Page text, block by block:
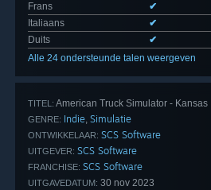
Frans
✔
Italiaans
✔
Duits
✔
Alle 24 ondersteunde talen weergeven
TITEL: American Truck Simulator - Kansas
GENRE: Indie, Simulatie
ONTWIKKELAAR: SCS Software
UITGEVER: SCS Software
FRANCHISE: SCS Software
UITGAVEDATUM: 30 nov 2023